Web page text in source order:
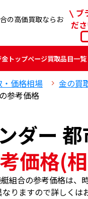
の高価買取ならお
ブ
だ
金 トップページ買取品目一覧
価格相場 金の買
参考価格
ダー
価格(
組合の参考価格は、
りますので詳しくは